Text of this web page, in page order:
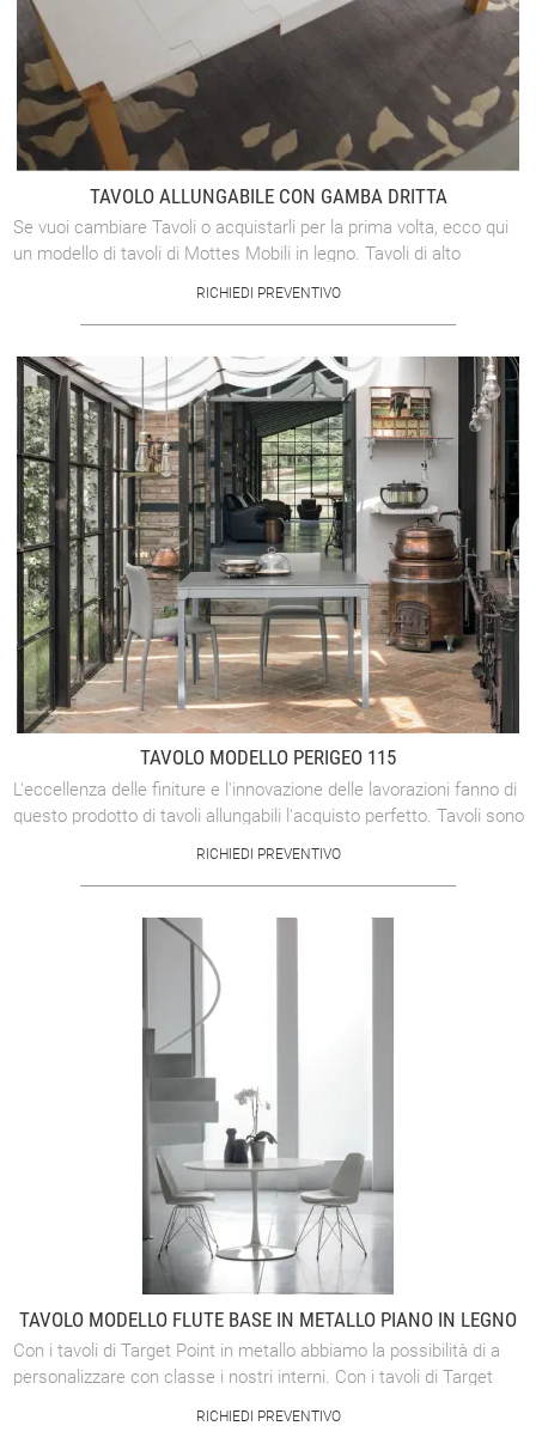
TAVOLO ALLUNGABILE CON GAMBA DRITTA
Se vuoi cambiare Tavoli o acquistarli per la prima volta, ecco qui
un modello di tavoli di Mottes Mobili in legno. Tavoli di alto
RICHIEDI PREVENTIVO
TAVOLO MODELLO PERIGEO 115
L'eccellenza delle finiture e l'innovazione delle lavorazioni fanno di
questo prodotto di tavoli allungabili l'acquisto perfetto. Tavoli sono
RICHIEDI PREVENTIVO
TAVOLO MODELLO FLUTE BASE IN METALLO PIANO IN LEGNO
Con i tavoli di Target Point in metallo abbiamo la possibilità di a
personalizzare con classe i nostri interni. Con i tavoli di Target
RICHIEDI PREVENTIVO